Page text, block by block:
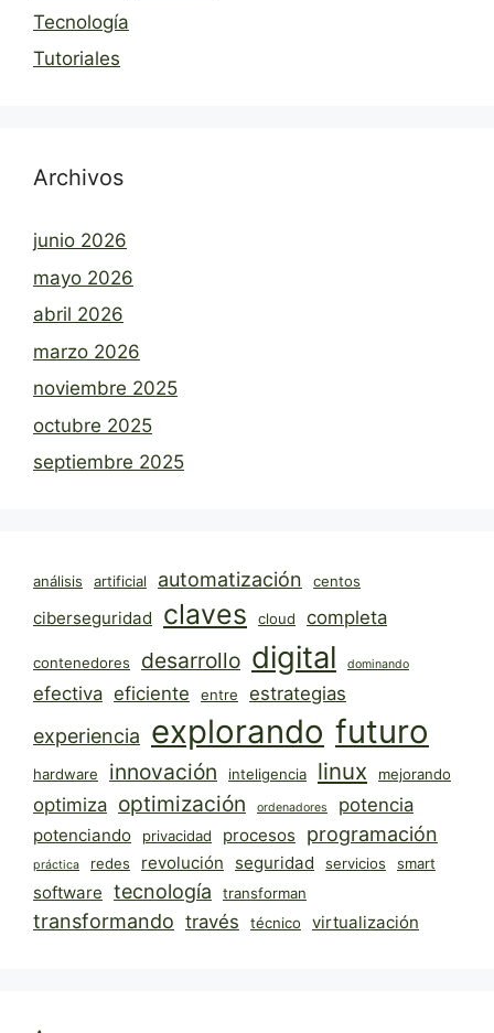
Tecnología
Tutoriales
Archivos
junio 2026
mayo 2026
abril 2026
marzo 2026
noviembre 2025
octubre 2025
septiembre 2025
análisis artificial automatización centos
ciberseguridad claves cloud completa
contenedores desarrollo digital dominando
efectiva eficiente entre estrategias
experiencia explorando futuro
hardware innovación inteligencia linux mejorando
optimiza optimización ordenadores potencia
potenciando privacidad procesos programación
práctica redes revolución seguridad servicios smart
software tecnología transforman
transformando través técnico virtualización